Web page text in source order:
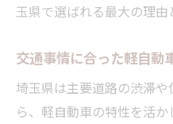
玉県で選ばれる最大の理由
交通事情に合った軽自動
埼玉県は主要道路の渋滞
ら、軽自動車の特性を活